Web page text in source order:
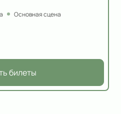
Основная сцена
билеты